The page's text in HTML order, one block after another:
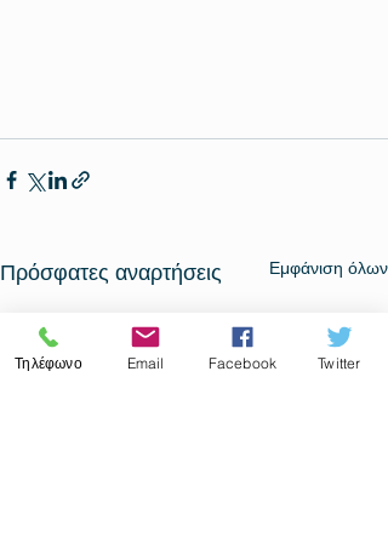
Πρόσφατες αναρτήσεις Εμφάνιση όλων
Τηλέφωνο Email Facebook Twitter